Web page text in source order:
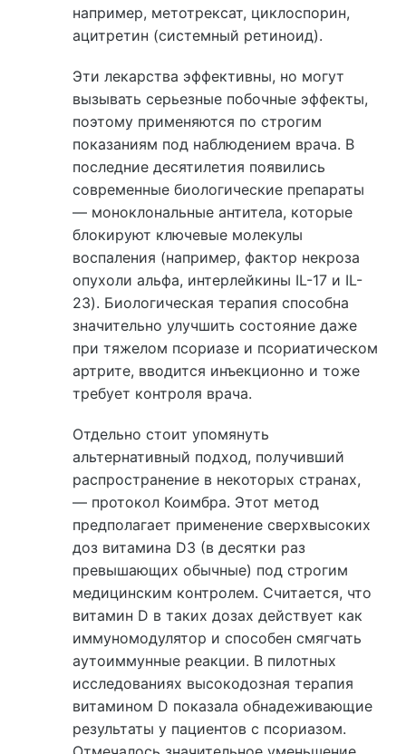
например, метотрексат, циклоспорин,
ацитретин (системный ретиноид).
Эти лекарства эффективны, но могут
вызывать серьезные побочные эффекты,
поэтому применяются по строгим
показаниям под наблюдением врача. В
последние десятилетия появились
современные биологические препараты
— моноклональные антитела, которые
блокируют ключевые молекулы
воспаления (например, фактор некроза
опухоли альфа, интерлейкины IL-17 и IL-
23). Биологическая терапия способна
значительно улучшить состояние даже
при тяжелом псориазе и псориатическом
артрите, вводится инъекционно и тоже
требует контроля врача.
Отдельно стоит упомянуть
альтернативный подход, получивший
распространение в некоторых странах,
— протокол Коимбра. Этот метод
предполагает применение сверхвысоких
доз витамина D3 (в десятки раз
превышающих обычные) под строгим
медицинским контролем. Считается, что
витамин D в таких дозах действует как
иммуномодулятор и способен смягчать
аутоиммунные реакции. В пилотных
исследованиях высокодозная терапия
витамином D показала обнадеживающие
результаты у пациентов с псориазом.